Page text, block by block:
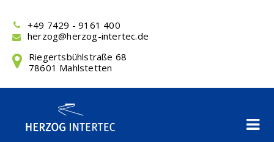
content +49 7429 - 9161 400
herzog@herzog-intertec.de
Riegertsbühlstraße 68
78601 Mahlstetten